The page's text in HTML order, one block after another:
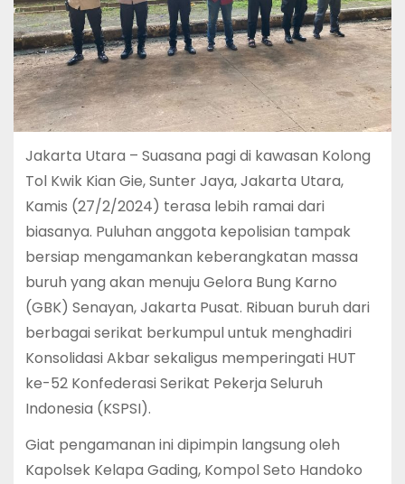
Jakarta Utara – Suasana pagi di kawasan Kolong
Tol Kwik Kian Gie, Sunter Jaya, Jakarta Utara,
Kamis (27/2/2024) terasa lebih ramai dari
biasanya. Puluhan anggota kepolisian tampak
bersiap mengamankan keberangkatan massa
buruh yang akan menuju Gelora Bung Karno
(GBK) Senayan, Jakarta Pusat. Ribuan buruh dari
berbagai serikat berkumpul untuk menghadiri
Konsolidasi Akbar sekaligus memperingati HUT
ke-52 Konfederasi Serikat Pekerja Seluruh
Indonesia (KSPSI).
Giat pengamanan ini dipimpin langsung oleh
Kapolsek Kelapa Gading, Kompol Seto Handoko